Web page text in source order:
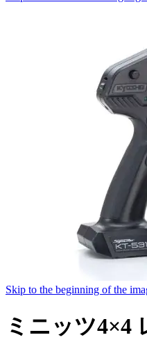
Skip to the beginning of the
ミニッツ4×4